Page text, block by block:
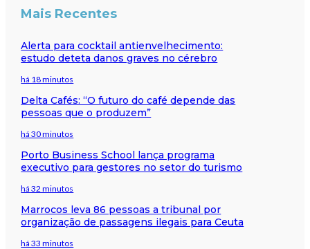
Mais Recentes
Alerta para cocktail antienvelhecimento:
estudo deteta danos graves no cérebro
há 18 minutos
Delta Cafés: “O futuro do café depende das
pessoas que o produzem”
há 30 minutos
Porto Business School lança programa
executivo para gestores no setor do turismo
há 32 minutos
Marrocos leva 86 pessoas a tribunal por
organização de passagens ilegais para Ceuta
há 33 minutos